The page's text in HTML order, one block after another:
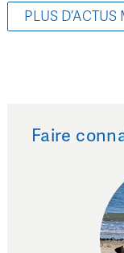
PLUS D’ACTUS
Faire